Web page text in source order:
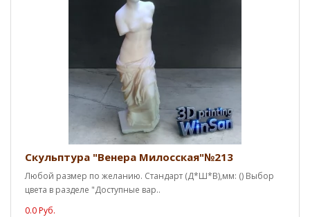
Скульптура "Венера Милосская"№213
Любой размер по желанию. Стандарт (Д*Ш*В),мм: () Выбор
цвета в разделе "Доступные вар..
0.0 Руб.